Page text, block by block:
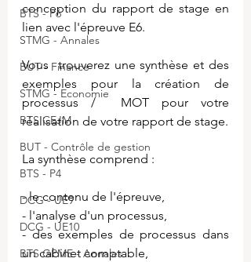
BTS - P6
STMG - Annales
BUT - Finance
STMG - Economie
BTS CEJM
BUT - Contrôle de gestion
BTS - P4
DCG - UE9
DCG - UE10
BTS GPME - Annales
conception du rapport de stage en
lien avec l'épreuve E6.
Vous  trouverez une synthèse et des
exemples pour la création de
processus /  MOT pour votre
réalisation de votre rapport de stage.
La synthèse comprend :
- le contenu de l'épreuve,
- l'analyse d'un processus,
- des exemples de processus dans
un cabinet comptable,